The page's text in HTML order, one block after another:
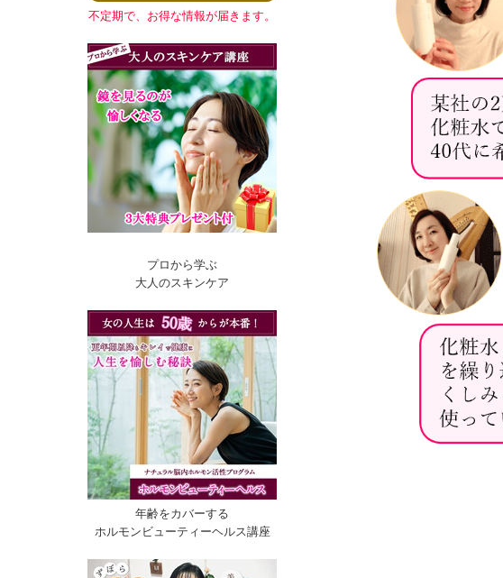
不定期で、お得な情報が届きます。
プロから学ぶ
大人のスキンケア
年齢をカバーする
ホルモンビューティーヘルス講座